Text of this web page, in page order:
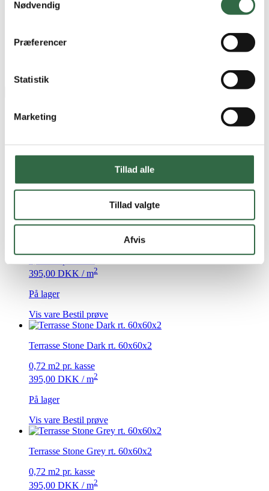
Nødvendig
Præferencer
Statistik
Marketing
Tillad alle
Tillad valgte
Afvis
120x280
80x160 cm
0,72 m2 pr. kasse
På lager
Terrasse Skifer Koksgrå rt. 60x60x2
395,00 DKK / m2
På lager
Vis vare Bestil prøve
Terrasse Stone Dark rt. 60x60x2
0,72 m2 pr. kasse
395,00 DKK / m2
På lager
Vis vare Bestil prøve
Terrasse Stone Grey rt. 60x60x2
0,72 m2 pr. kasse
395,00 DKK / m2